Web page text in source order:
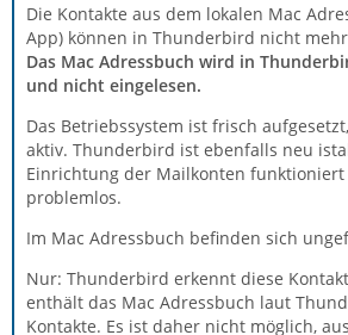
Die Kontakte aus dem lokalen Mac
App) können in Thunderbird nicht
Das Mac Adressbuch wird in
und nicht eingelesen.
Das Betriebssystem ist frisch
aktiv. Thunderbird ist ebenfalls neu
Einrichtung der Mailkonten
problemlos.
Im Mac Adressbuch befinden sich
Nur: Thunderbird erkennt diese
enthält das Mac Adressbuch laut
Kontakte. Es ist daher nicht möglich,